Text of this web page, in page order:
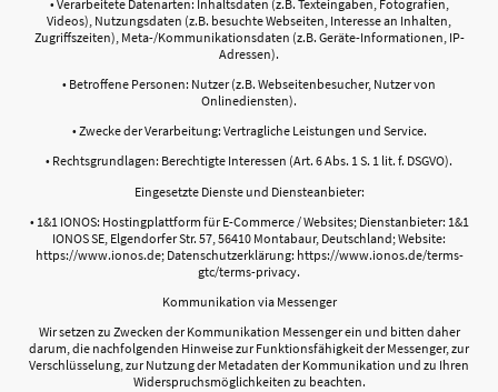
• Verarbeitete Datenarten: Inhaltsdaten (z.B. Texteingaben, Fotografien,
Videos), Nutzungsdaten (z.B. besuchte Webseiten, Interesse an Inhalten,
Zugriffszeiten), Meta-/Kommunikationsdaten (z.B. Geräte-Informationen, IP-
Adressen).
• Betroffene Personen: Nutzer (z.B. Webseitenbesucher, Nutzer von
Onlinediensten).
• Zwecke der Verarbeitung: Vertragliche Leistungen und Service.
• Rechtsgrundlagen: Berechtigte Interessen (Art. 6 Abs. 1 S. 1 lit. f. DSGVO).
Eingesetzte Dienste und Diensteanbieter:
• 1&1 IONOS: Hostingplattform für E-Commerce / Websites; Dienstanbieter: 1&1
IONOS SE, Elgendorfer Str. 57, 56410 Montabaur, Deutschland; Website:
https://www.ionos.de; Datenschutzerklärung: https://www.ionos.de/terms-
gtc/terms-privacy.
Kommunikation via Messenger
Wir setzen zu Zwecken der Kommunikation Messenger ein und bitten daher
darum, die nachfolgenden Hinweise zur Funktionsfähigkeit der Messenger, zur
Verschlüsselung, zur Nutzung der Metadaten der Kommunikation und zu Ihren
Widerspruchsmöglichkeiten zu beachten.